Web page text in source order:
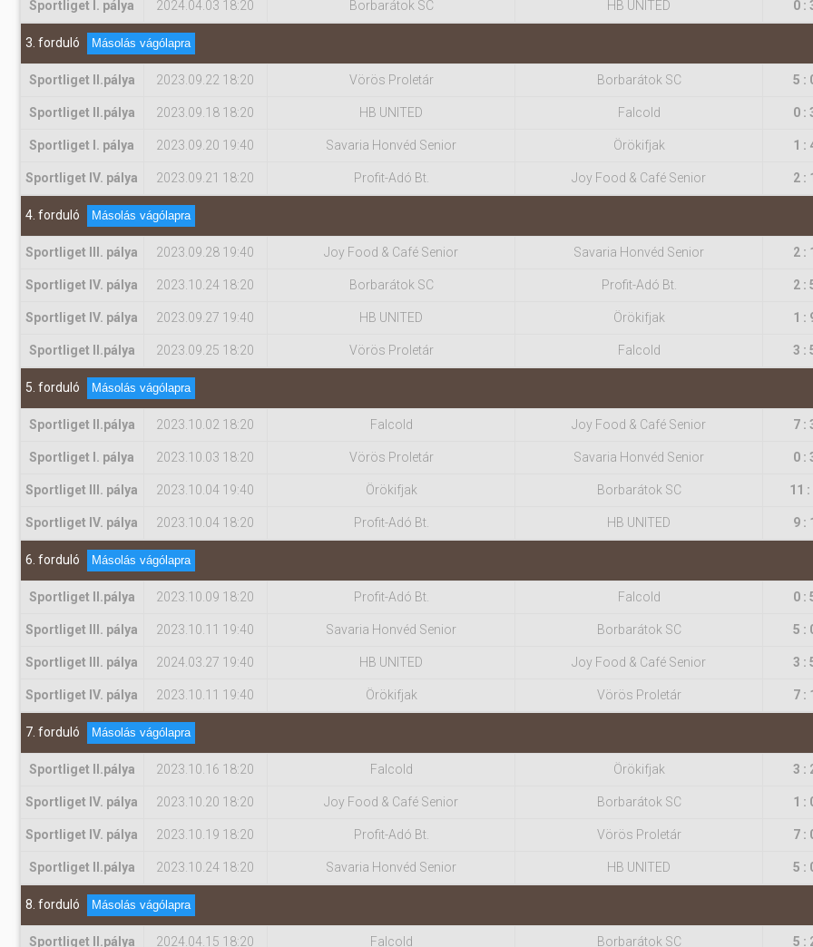
Sportliget I. pálya 2024.04.03 18:20 Borbarátok SC HB UNITED 0 :
3. forduló Másolás vágólapra
Sportliget II.pálya 2023.09.22 18:20 Vörös Proletár Borbarátok SC 5 :
Sportliget II.pálya 2023.09.18 18:20 HB UNITED Falcold 0 :
Sportliget I. pálya 2023.09.20 19:40 Savaria Honvéd Senior Örökifjak 1 :
Sportliget IV. pálya 2023.09.21 18:20 Profit-Adó Bt. Joy Food & Café Senior 2 : 1
4. forduló Másolás vágólapra
Sportliget III. pálya 2023.09.28 19:40 Joy Food & Café Senior Savaria Honvéd Senior 2 : 1
Sportliget IV. pálya 2023.10.24 18:20 Borbarátok SC Profit-Adó Bt. 2 :
Sportliget IV. pálya 2023.09.27 19:40 HB UNITED Örökifjak 1 :
Sportliget II.pálya 2023.09.25 18:20 Vörös Proletár Falcold 3 :
5. forduló Másolás vágólapra
Sportliget II.pálya 2023.10.02 18:20 Falcold Joy Food & Café Senior 7 :
Sportliget I. pálya 2023.10.03 18:20 Vörös Proletár Savaria Honvéd Senior 0 :
Sportliget III. pálya 2023.10.04 19:40 Örökifjak Borbarátok SC 11 :
Sportliget IV. pálya 2023.10.04 18:20 Profit-Adó Bt. HB UNITED 9 : 1
6. forduló Másolás vágólapra
Sportliget II.pálya 2023.10.09 18:20 Profit-Adó Bt. Falcold 0 :
Sportliget III. pálya 2023.10.11 19:40 Savaria Honvéd Senior Borbarátok SC 5 :
Sportliget III. pálya 2024.03.27 19:40 HB UNITED Joy Food & Café Senior 3 :
Sportliget IV. pálya 2023.10.11 19:40 Örökifjak Vörös Proletár 7 : 1
7. forduló Másolás vágólapra
Sportliget II.pálya 2023.10.16 18:20 Falcold Örökifjak 3 :
Sportliget IV. pálya 2023.10.20 18:20 Joy Food & Café Senior Borbarátok SC 1 :
Sportliget IV. pálya 2023.10.19 18:20 Profit-Adó Bt. Vörös Proletár 7 :
Sportliget II.pálya 2023.10.24 18:20 Savaria Honvéd Senior HB UNITED 5 :
8. forduló Másolás vágólapra
Sportliget II.pálya 2024.04.15 18:20 Falcold Borbarátok SC 5 :